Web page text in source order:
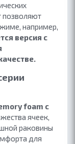
позволяют
например,
версия с
foam с
ячеек,
раковины
для